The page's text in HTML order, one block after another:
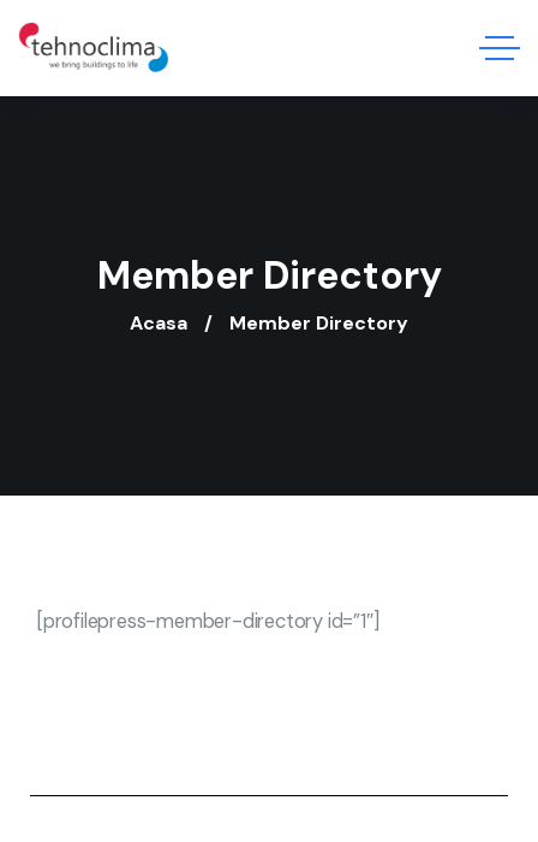
Member Directory
Acasa Member Directory
[profilepress-member-directory id=”1″]